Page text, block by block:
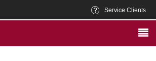
Service Clients